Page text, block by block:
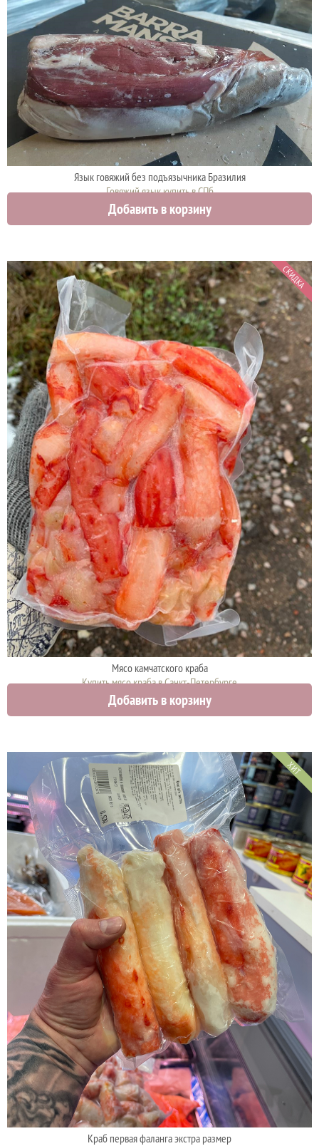
Язык говяжий без подъязычника Бразилия
Говяжий язык купить в СПб
1290 руб.
Добавить в корзину
СКИДКА
Мясо камчатского краба
Купить мясо краба в Санкт-Петербурге
3100 руб.
Добавить в корзину
ХИТ
Краб первая фаланга экстра размер